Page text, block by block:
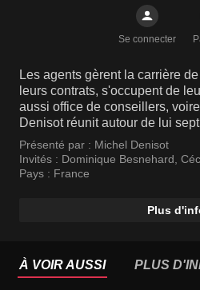
Se connecter
Les agents gèrent la carrière
leurs contrats, s'occupent de
aussi office de conseillers,
Denisot réunit autour de lui
reconnus par la profession :
Cécile Felsenberg, Jean-
Minvielle, François Samuelson,
Présenté par : Michel Denisot
Invités : Dominique Besnehard
Jean-François Gabart
Pays : France
Plus
À VOIR AUSSI PLUS